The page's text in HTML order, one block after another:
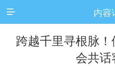
 内容
跨越千里寻根脉
会共